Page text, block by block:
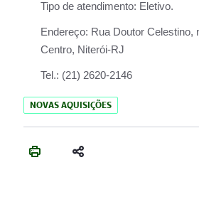
Tipo de atendimento: Eletivo.
Endereço: Rua Doutor Celestino,
Centro, Niterói-RJ
Tel.: (21) 2620-2146
NOVAS AQUISIÇÕES